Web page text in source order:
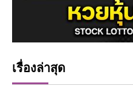
เรื่องล่าสุด